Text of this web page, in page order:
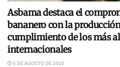
Asbama destaca el
bananero con la
cumplimiento de los más
internacionales
6 DE AGOSTO DE 2026